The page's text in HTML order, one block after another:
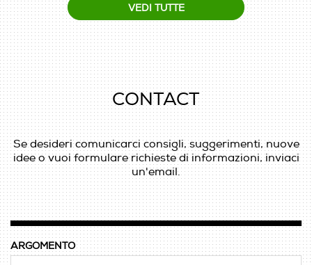
VEDI TUTTE
CONTACT
Se desideri comunicarci consigli, suggerimenti, nuove
idee o vuoi formulare richieste di informazioni, inviaci
un'email.
ARGOMENTO